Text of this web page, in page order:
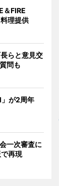
＆FIRE
理提供
らと意見交
問も
」が2周年
一次審査に
再現